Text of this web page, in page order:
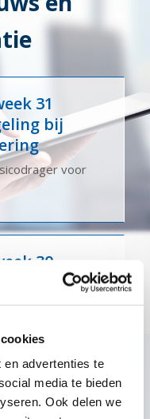
en advertenties te
media te bieden
Ook delen we
31
bij
voor
30